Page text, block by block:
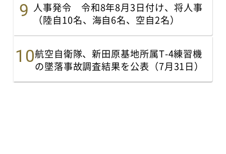
人事発令 令和8年8月3日付け、将人事
（陸自10名、海自6名、空自2名）
航空自衛隊、新田原基地所属T-4練習機
の墜落事故調査結果を公表（7月31日）